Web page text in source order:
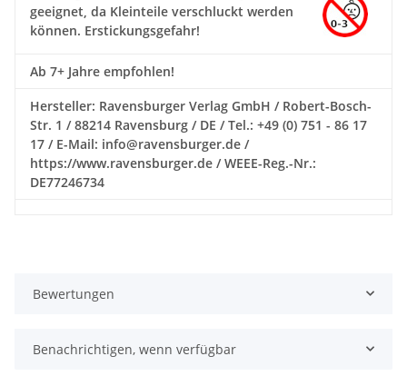
geeignet, da Kleinteile verschluckt werden
können. Erstickungsgefahr!
Ab 7+ Jahre empfohlen!
Hersteller: Ravensburger Verlag GmbH / Robert-Bosch-
Str. 1 / 88214 Ravensburg / DE / Tel.: +49 (0) 751 - 86 17
17 / E-Mail: info@ravensburger.de /
https://www.ravensburger.de / WEEE-Reg.-Nr.:
DE77246734
Bewertungen
Benachrichtigen, wenn verfügbar